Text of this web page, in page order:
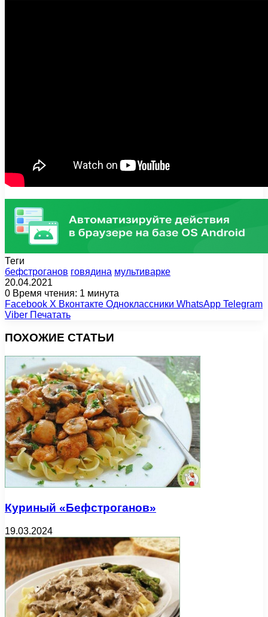
Теги
бефстроганов говядина мультиварке
20.04.2021
0 Время чтения: 1 минута
Facebook X Вконтакте Одноклассники WhatsApp Telegram
Viber Печатать
ПОХОЖИЕ СТАТЬИ
Куриный «Бефстроганов»
19.03.2024